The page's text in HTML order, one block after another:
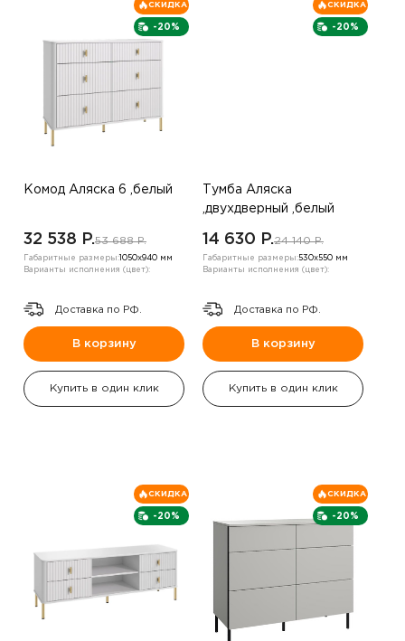
-20%
СКИДКА
Комод Аляска 6 ,белый
32 538 P.53 688 P.
Габаритные размеры: 1050х940 мм
Варианты исполнения (цвет):
Доставка по РФ.
В корзину
Купить в один клик
-20%
СКИДКА
Тумба Аляска
,двухдверный ,белый
14 630 P.24 140 P.
Габаритные размеры:530х550 мм
Варианты исполнения (цвет):
Доставка по РФ.
В корзину
Купить в один клик
-20%
СКИДКА
-20%
СКИДКА